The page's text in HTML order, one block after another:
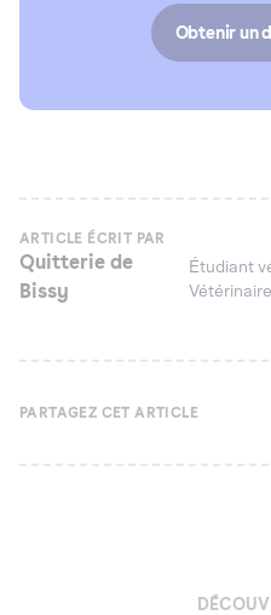
Obtenir un
ARTICLE ÉCRIT PAR
Quitterie de
Bissy
Étudiant
PARTAGEZ CET ARTICLE